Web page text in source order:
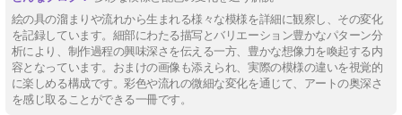
絵の具の溜まりや流れから生まれる様々な模様を詳細に観察し、その変化
を記録しています。細部にわたる描写とバリエーション豊かなパターン分
析により、制作過程の興味深さを伝える一方、豊かな想像力を喚起する内
容となっています。おまけの画像も添えられ、実際の模様の違いを視覚的
に楽しめる構成です。彩色や流れの微細な変化を通じて、アートの奥深さ
を感じ取ることができる一冊です。